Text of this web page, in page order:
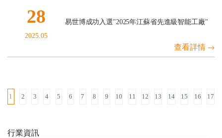
28
2025.05
易世博成功入選"2025年江蘇省先進級智能工廠"
查看詳情
1 2 3 4 5 6 7 8 9 10 11 12 13 14 15 16 17
行業資訊